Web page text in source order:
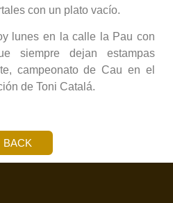
con un plato vacío.
lunes en la calle la Pau con
siempre dejan estampas
campeonato de Cau en el
de Toni Catalá.
BACK